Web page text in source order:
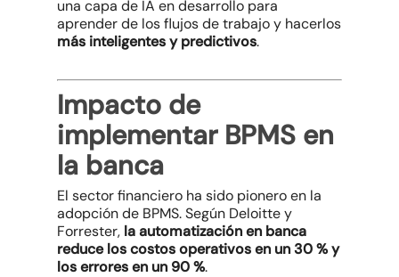
una capa de IA en desarrollo para
aprender de los flujos de trabajo y hacerlos
más inteligentes y predictivos.
Impacto de
implementar BPMS en
la banca
El sector financiero ha sido pionero en la
adopción de BPMS. Según Deloitte y
Forrester, la automatización en banca
reduce los costos operativos en un 30 % y
los errores en un 90 %.